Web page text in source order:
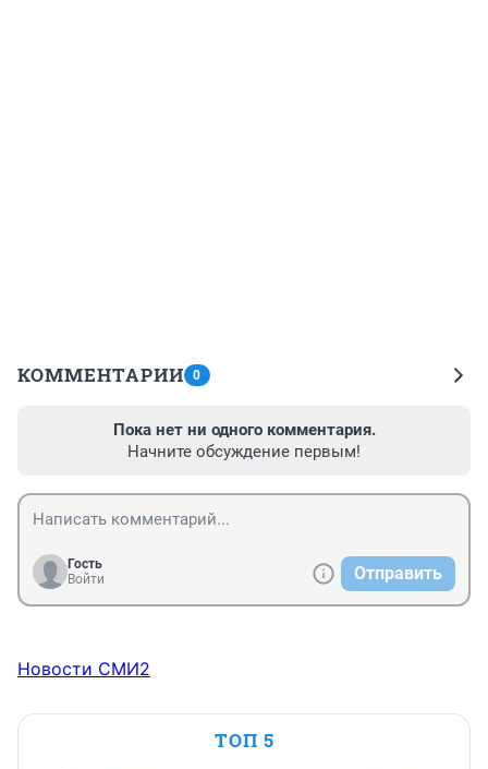
КОММЕНТАРИИ 0
Пока нет ни одного комментария.
Начните обсуждение первым!
Гость
Войти
Отправить
Новости СМИ2
ТОП 5